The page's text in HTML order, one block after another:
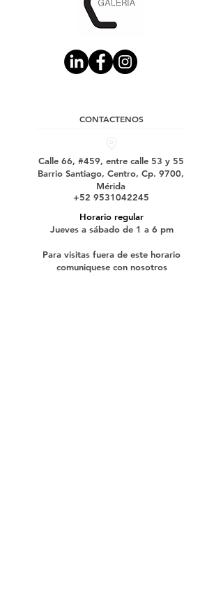
CONTACTENOS
Calle 66, #459, entre calle 53 y 55
Barrio Santiago, Centro, Cp. 9700,
Mérida
+52 9531042245
Horario regular
Jueves a sábado de 1 a 6 pm
Para visitas fuera de este horario
comuniquese con nosotros